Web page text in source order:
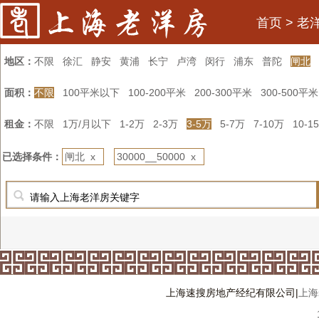
首页 > 老
地区： 不限 徐汇 静安 黄浦 长宁 卢湾 闵行 浦东 普陀 闸北
面积： 不限 100平米以下 100-200平米 200-300平米 300-500平米
租金： 不限 1万/月以下 1-2万 2-3万 3-5万 5-7万 7-10万 10-
已选择条件： 闸北 x 30000__50000 x
上海速搜房地产经纪有限公司| 上